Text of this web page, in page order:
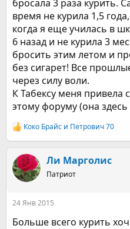
бросала 3 раза курить.
время не курила 1,5
когда я еще училась в
6 назад и не курила 3
бросить этим летом и
без сигарет! Все
через силу воли.
К Табексу меня привела
этому форуму (она здесь
Р
е
к
ц
и
Коко Брайс и Петрович 70
Ли Марголис
Патриот
24 Янв 2015
Больше всего курить